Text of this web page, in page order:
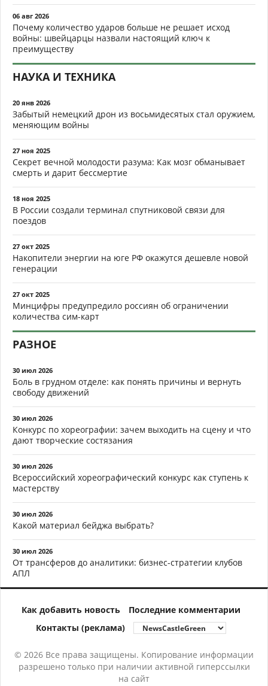
06 авг 2026
Почему количество ударов больше не решает исход
войны: швейцарцы назвали настоящий ключ к
преимуществу
НАУКА И ТЕХНИКА
20 янв 2026
Забытый немецкий дрон из восьмидесятых стал оружием,
меняющим войны
27 ноя 2025
Секрет вечной молодости разума: Как мозг обманывает
смерть и дарит бессмертие
18 ноя 2025
В России создали терминал спутниковой связи для
поездов
27 окт 2025
Накопители энергии на юге РФ окажутся дешевле новой
генерации
27 окт 2025
Минцифры предупредило россиян об ограничении
количества сим-карт
РАЗНОЕ
30 июл 2026
Боль в грудном отделе: как понять причины и вернуть
свободу движений
30 июл 2026
Конкурс по хореографии: зачем выходить на сцену и что
дают творческие состязания
30 июл 2026
Всероссийский хореографический конкурс как ступень к
мастерству
30 июл 2026
Какой материал бейджа выбрать?
30 июл 2026
От трансферов до аналитики: бизнес-стратегии клубов
АПЛ
Как добавить новость
Последние комментарии
Контакты (реклама)
© 2026 Все права защищены. Копирование информации
разрешено только при наличии активной гиперссылки
на сайт